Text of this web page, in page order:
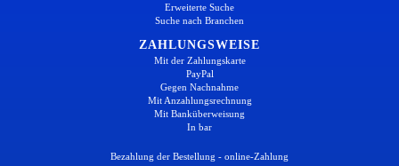
Erweiterte Suche
Suche nach Branchen
ZAHLUNGSWEISE
Mit der Zahlungskarte
PayPal
Gegen Nachnahme
Mit Anzahlungsrechnung
Mit Banküberweisung
In bar
Bezahlung der Bestellung - online-Zahlung